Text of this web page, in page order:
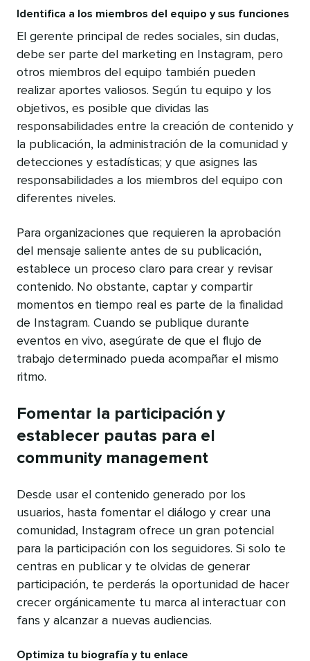
Identifica a los miembros del equipo y sus funciones
El gerente principal de redes sociales, sin dudas,
debe ser parte del marketing en Instagram, pero
otros miembros del equipo también pueden
realizar aportes valiosos. Según tu equipo y los
objetivos, es posible que dividas las
responsabilidades entre la creación de contenido y
la publicación, la administración de la comunidad y
detecciones y estadísticas; y que asignes las
responsabilidades a los miembros del equipo con
diferentes niveles.
Para organizaciones que requieren la aprobación
del mensaje saliente antes de su publicación,
establece un proceso claro para crear y revisar
contenido. No obstante, captar y compartir
momentos en tiempo real es parte de la finalidad
de Instagram. Cuando se publique durante
eventos en vivo, asegúrate de que el flujo de
trabajo determinado pueda acompañar el mismo
ritmo.
Fomentar la participación y
establecer pautas para el
community management
Desde usar el contenido generado por los
usuarios, hasta fomentar el diálogo y crear una
comunidad, Instagram ofrece un gran potencial
para la participación con los seguidores. Si solo te
centras en publicar y te olvidas de generar
participación, te perderás la oportunidad de hacer
crecer orgánicamente tu marca al interactuar con
fans y alcanzar a nuevas audiencias.
Optimiza tu biografía y tu enlace